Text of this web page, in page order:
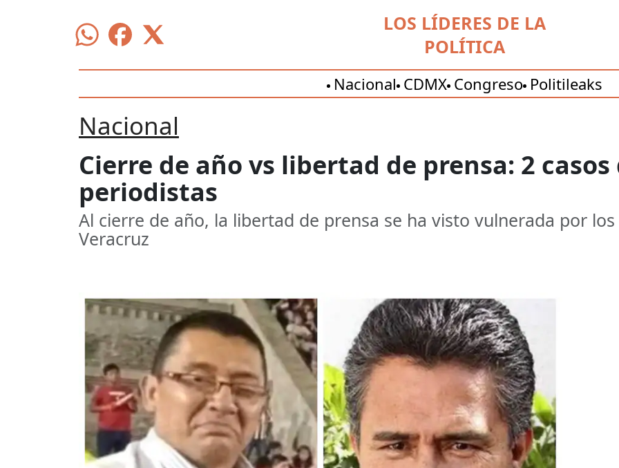
LOS LÍDERES DE LA
POLÍTICA
Nacional CDMX Congreso Politileaks
Nacional
Cierre de año vs libertad de prensa: 2
periodistas
Al cierre de año, la libertad de prensa se ha visto vulnerada por
Veracruz